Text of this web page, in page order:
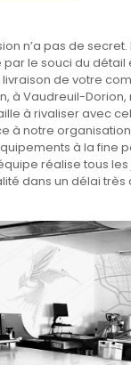
n’a pas de
le souci du détail
livraison de votre
à Vaudreuil-Dorion,
à rivaliser avec
à notre
à la fine
réalise tous les
dans un délai très